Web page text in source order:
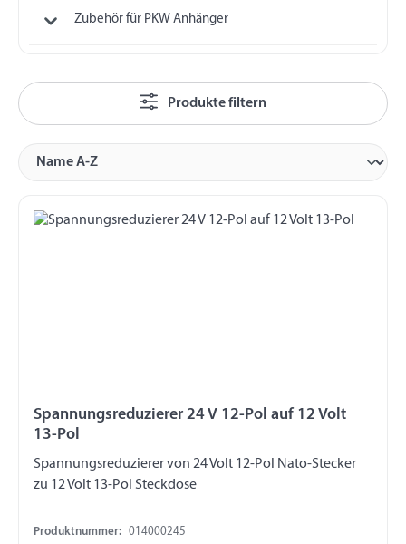
Zubehör für PKW Anhänger
Produkte filtern
Spannungsreduzierer 24 V 12-Pol auf 12 Volt
13-Pol
Spannungsreduzierer von 24 Volt 12-Pol Nato-Stecker
zu 12 Volt 13-Pol Steckdose
Produktnummer: 014000245